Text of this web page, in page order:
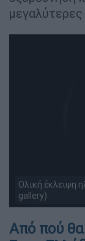
Ολική έκλειψη
gallery)
Από πού θα